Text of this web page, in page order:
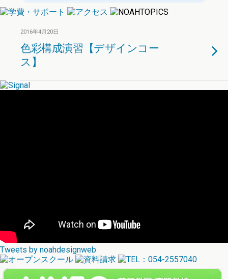
2016年4月20日
色彩構成演習【デザインコー
ス】
Tweets by noahdesignweb